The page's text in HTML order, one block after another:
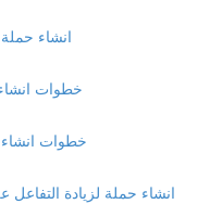
انشاء حملة
خطوات انشاء
خطوات انشاء
انشاء حملة لزيادة